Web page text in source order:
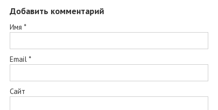
Добавить комментарий
Имя *
Email *
Сайт